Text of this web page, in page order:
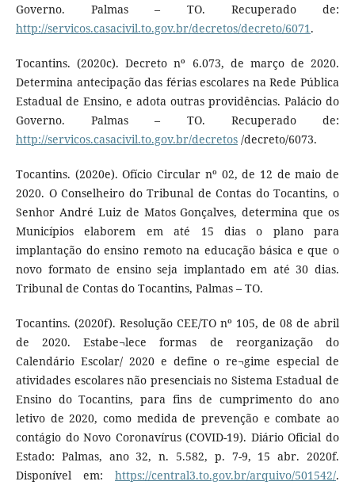
Governo. Palmas – TO. Recuperado de:
http://servicos.casacivil.to.gov.br/decretos/decreto/6071 .
Tocantins. (2020c). Decreto nº 6.073, de março de 2020.
Determina antecipação das férias escolares na Rede Pública
Estadual de Ensino, e adota outras providências. Palácio do
Governo. Palmas – TO. Recuperado de:
http://servicos.casacivil.to.gov.br/decretos/decreto/6073.
Tocantins. (2020e). Ofício Circular nº 02, de 12 de maio de
2020. O Conselheiro do Tribunal de Contas do Tocantins, o
Senhor André Luiz de Matos Gonçalves, determina que os
Municípios elaborem em até 15 dias o plano para
implantação do ensino remoto na educação básica e que o
novo formato de ensino seja implantado em até 30 dias.
Tribunal de Contas do Tocantins, Palmas – TO.
Tocantins. (2020f). Resolução CEE/TO nº 105, de 08 de abril
de 2020. Estabe¬lece formas de reorganização do
Calendário Escolar/ 2020 e define o re¬gime especial de
atividades escolares não presenciais no Sistema Estadual de
Ensino do Tocantins, para fins de cumprimento do ano
letivo de 2020, como medida de prevenção e combate ao
contágio do Novo Coronavírus (COVID-19). Diário Oficial do
Estado: Palmas, ano 32, n. 5.582, p. 7-9, 15 abr. 2020f.
Disponível em:https://central3.to.gov.br/arquivo/501542/.